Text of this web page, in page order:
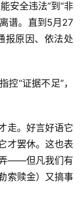
安全违法”到“非
谱。直到5月27
报原因、依法处
“证据不足”，
走。好言好语它
才罢休。这也表
弄——但凡我们有
索赎金）又搞事